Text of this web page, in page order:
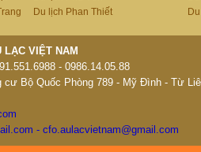
Du lịch Phan Thiết
LẠC VIỆT NAM
- 0986.14.05.88
cư Bộ Quốc Phòng 789 - Mỹ Đình - Từ
- cfo.aulacvietnam@gmail.com